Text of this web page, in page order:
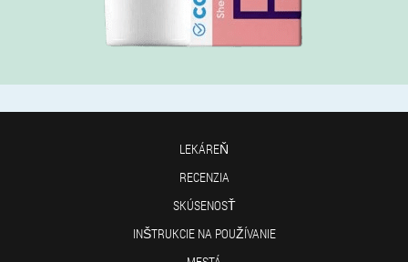
LEKÁREŇ
RECENZIA
SKÚSENOSŤ
INŠTRUKCIE NA POUŽÍVANIE